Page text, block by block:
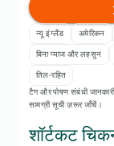
न्यू इंग्लैंड अमेरिकन
बिना प्याज और लहसुन
तिल-रहित
टैग और पोषण संबंधी
सामग्री सूची ज़रूर जाँचें।
शॉर्टकट